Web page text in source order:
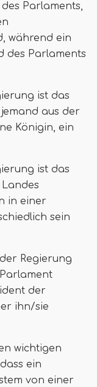
Parlaments,
während ein
des Parlaments
ist das
aus der
Königin, ein
ist das
in einer
sein
Regierung
der
ihn/sie
wichtigen
ein
von einer